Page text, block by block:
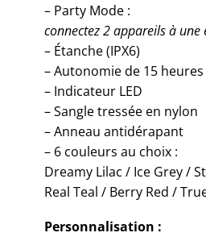
– Party Mode :
connectez 2 appareils à une
– Étanche (IPX6)
– Autonomie de 15 heures
– Indicateur LED
– Sangle tressée en nylon
– Anneau antidérapant
– 6 couleurs au choix :
Dreamy Lilac / Ice Grey /
Real Teal / Berry Red /
Personnalisation :